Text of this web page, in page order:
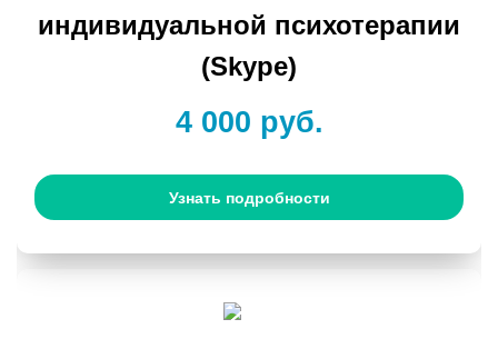
индивидуальной психотерапии
(Skype)
4 000 руб.
Узнать подробности